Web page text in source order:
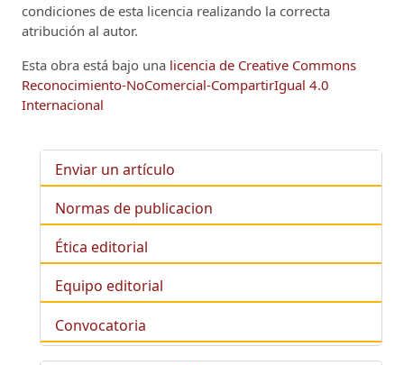
condiciones de esta licencia realizando la correcta
atribución al autor.
Esta obra está bajo una licencia de Creative Commons
Reconocimiento-NoComercial-CompartirIgual 4.0
Internacional
Enviar un artículo
Normas de publicacion
Ética editorial
Equipo editorial
Convocatoria